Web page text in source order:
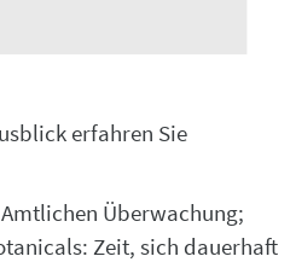
erfahren Sie
Überwachung;
Zeit, sich dauerhaft